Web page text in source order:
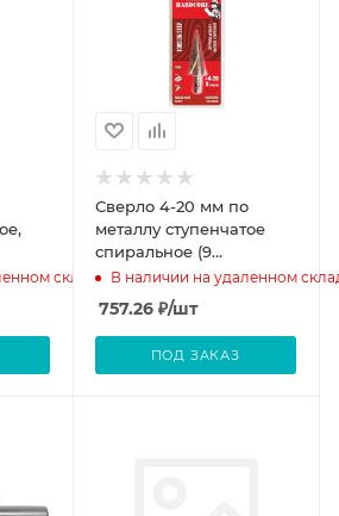
складе
Сверло 4-20 мм по
металлу ступенчатое
спиральное (9
ступ.)Р6М5 "Hardcore"
Torsion step
В наличии на удаленном
757.26₽/шт
ПОД ЗАКАЗ